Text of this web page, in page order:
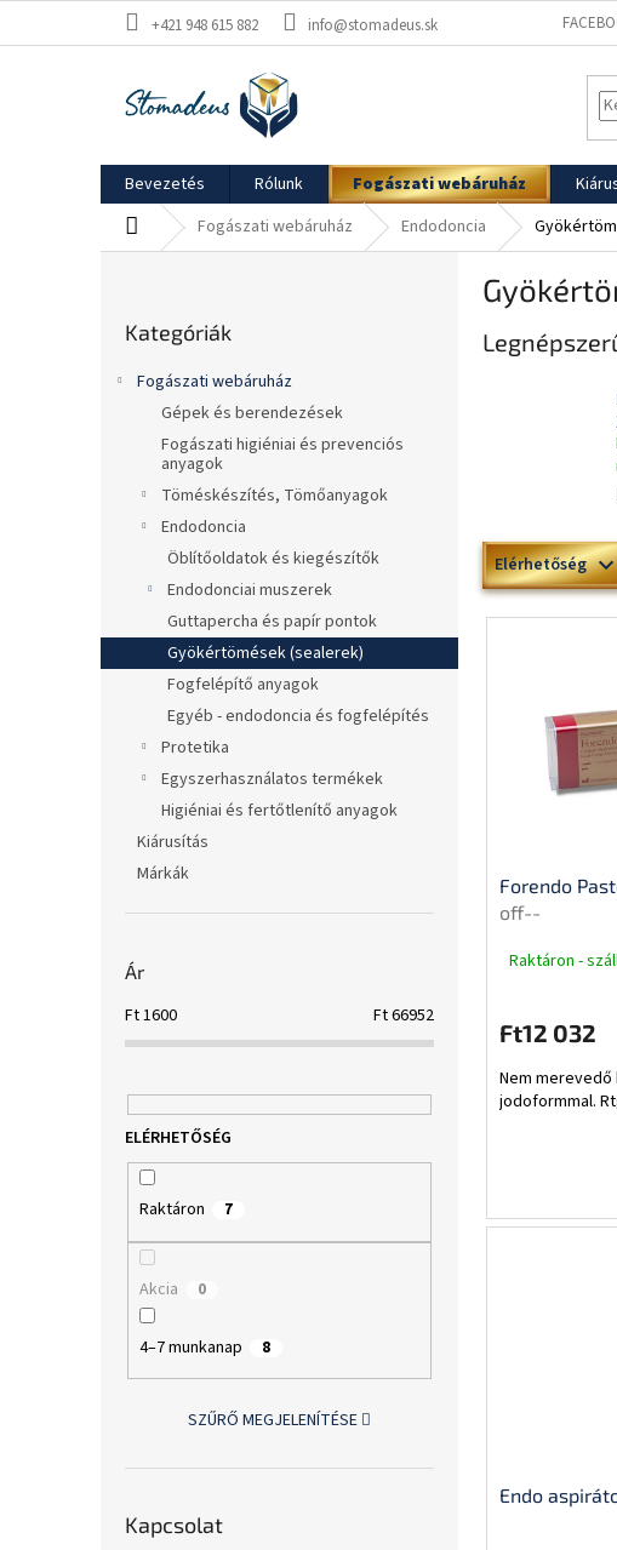
+421 948 615 882 info@stomadeus.sk
Bevezetés Rólunk Fogászati webáruház
KezdőlapFogászati webáruház Endodoncia
átugrása
Kategóriák
Fogászati webáruház
Gépek és berendezések
Fogászati higiéniai és prevenciós
anyagok
Töméskészítés, Tömőanyagok
Endodoncia
Öblítőoldatok és kiegészítők
Endodonciai muszerek
Guttapercha és papír pontok
Gyökértömések (sealerek)
Fogfelépítő anyagok
Egyéb - endodoncia és fogfelépítés
Protetika
Egyszerhasználatos termékek
Higiéniai és fertőtlenítő anyagok
Kiárusítás
Márkák
Ár
Ft1600 Ft66952
Raktáron 7
Akcia 0
4–7 munkanap 8
SZŰRŐ MEGJELENÍTÉSE
Kapcsolat
Elérhetőség
T
e
Forendo
off--
Raktáron -
Ft12 032
Nem
jodoformmal.
Endo